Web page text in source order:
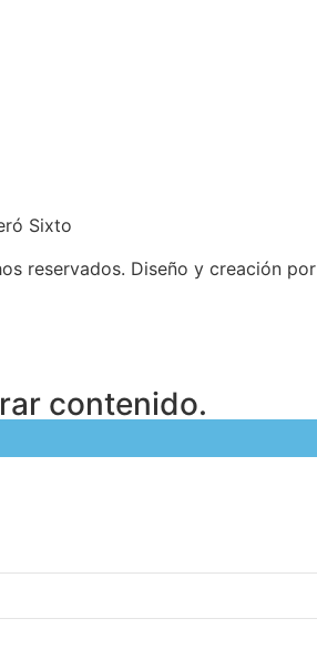
Sixto
reservados. Diseño y creación por
contenido.